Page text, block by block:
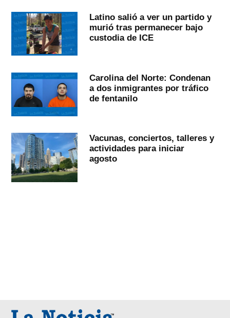
Latino salió a ver un partido y
murió tras permanecer bajo
custodia de ICE
Carolina del Norte: Condenan
a dos inmigrantes por tráfico
de fentanilo
Vacunas, conciertos, talleres y
actividades para iniciar
agosto